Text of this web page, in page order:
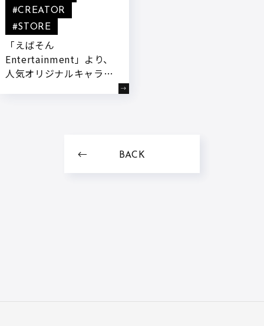
「えばそん
Entertainment」より、
人気オリジナルキャラク
#CREATOR
#STORE
BACK